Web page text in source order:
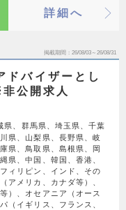
詳細へ
掲載期間 26/08/03～26/08/31
ドバイザーとし
公開求人
県、群馬県、埼玉県、千葉
県、山梨県、長野県、岐
県、鳥取県、島根県、岡
県、中国、韓国、香港、
ィリピン、インド、その
アメリカ、カナダ等）、
）、オセアニア（オース
（イギリス、フランス、